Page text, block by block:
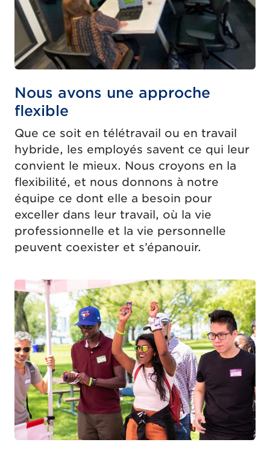
Nous avons une approche
flexible
Que ce soit en télétravail ou en travail
hybride, les employés savent ce qui leur
convient le mieux. Nous croyons en la
flexibilité, et nous donnons à notre
équipe ce dont elle a besoin pour
exceller dans leur travail, où la vie
professionnelle et la vie personnelle
peuvent coexister et s’épanouir.